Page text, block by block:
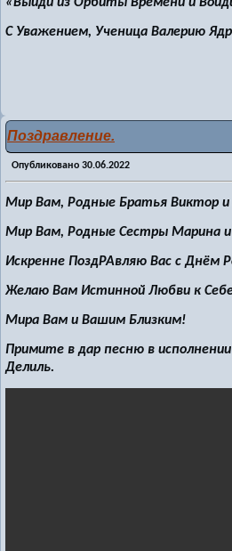
С Уважением, Ученица Валерию
Поздравление.
Опубликовано 30.06.2022
Мир Вам, Родные Братья Виктор и
Мир Вам, Родные Сестры Марина и
Искренне ПоздРАвляю Вас с Днём
Желаю Вам Истинной Любви к
Мира Вам и Вашим Близким!
Примите в дар песню в
Делиль.